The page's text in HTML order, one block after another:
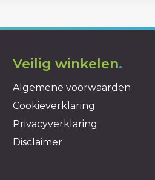
Veilig winkelen.
Algemene voorwaarden
Cookieverklaring
Privacyverklaring
Disclaimer